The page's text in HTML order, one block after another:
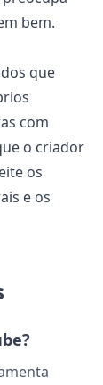
bem.
que
com
o criador
os
e os